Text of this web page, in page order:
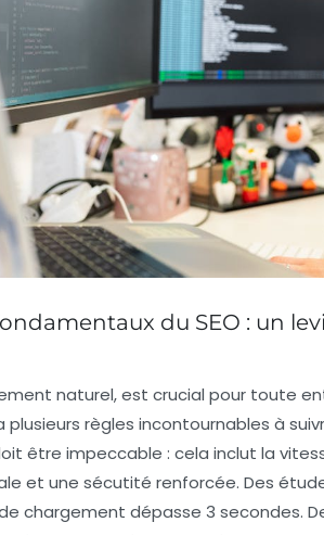
du SEO : un
naturel, est crucial pour toute
plusieurs règles incontournables à
être impeccable : cela inclut la
et une sécutité renforcée. Des
chargement dépasse 3 secondes.